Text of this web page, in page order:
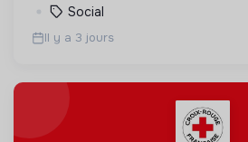
Social
Il y a 3 jours